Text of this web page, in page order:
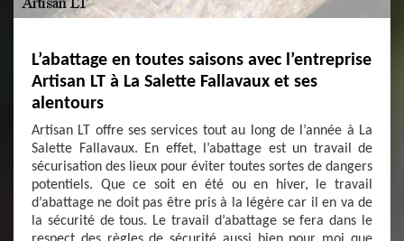
L’abattage en toutes saisons avec l’entreprise
Artisan LT à La Salette Fallavaux et ses
alentours
Artisan LT offre ses services tout au long de l’année à La
Salette Fallavaux. En effet, l’abattage est un travail de
sécurisation des lieux pour éviter toutes sortes de dangers
potentiels. Que ce soit en été ou en hiver, le travail
d’abattage ne doit pas être pris à la légère car il en va de
la sécurité de tous. Le travail d’abattage se fera dans le